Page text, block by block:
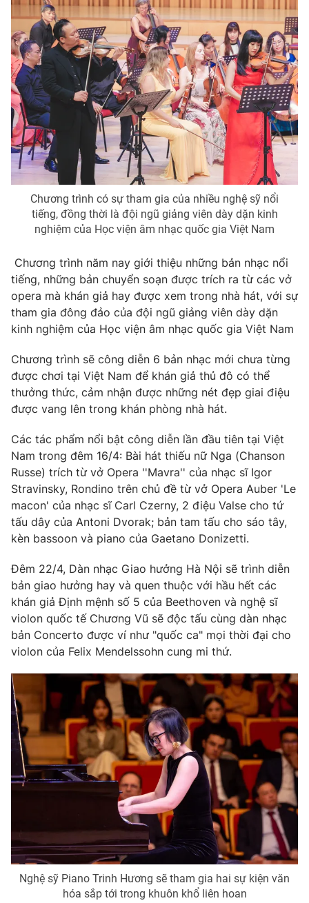
Hậu trường
Nhân vật
Khán giả
Giải sao mai
Điện ảnh
Âm nhạc
Sao
Đời sống
Du lịch
Làm đẹp
Chất lượng cuộc sống
Giáo dục
Tuyển sinh
Học trực tuyến
Công nghệ
Hitech Công nghệ tương lai
Sản phẩm
Thị trường
Giao lưu trực tuyến
Lịch phát sóng
Emagazine Podcast
Photo Infographic
VTV Money VTV Thể thao
Thị trường 24h Tấm lòng Việt
VTV4 Vươn mình bằng AI
VTV9 VTV8
Liên hệ tòa soạn English
THỜI BÁO VTV
Theo dõi báo trên
Cơ quan chủ quản: Đài Truyền hình Việt Nam
Cơ quan báo chí:Thời báo VTV
Giấy phép hoạt động báo in và báo điện tử số 483/GP-BTTTT
Tổng Biên tập:
Vũ Thanh Thủy
Phó Tổng Biên tập:Nguyễn Thị Mỹ Hạnh, Phạm Quốc Thắng,
Nguyễn Trọng Ninh
Tổng đài VTV:024.38 355 931 - 024.38 355 932
Chương trình có sự tham gia của nhiều nghệ sỹ nổi
tiếng, đồng thời là đội ngũ giảng viên dày dặn kinh
nghiệm của Học viện âm nhạc quốc gia Việt Nam
Chương trình năm nay giới thiệu những bản nhạc nổi
tiếng, những bản chuyển soạn được trích ra từ các vở
opera mà khán giả hay được xem trong nhà hát, với sự
tham gia đông đảo của đội ngũ giảng viên dày dặn
kinh nghiệm của Học viện âm nhạc quốc gia Việt Nam
Chương trình sẽ công diễn 6 bản nhạc mới chưa từng
được chơi tại Việt Nam để khán giả thủ đô có thể
thưởng thức, cảm nhận được những nét đẹp giai điệu
được vang lên trong khán phòng nhà hát.
Các tác phẩm nổi bật công diễn lần đầu tiên tại Việt
Nam trong đêm 16/4: Bài hát thiếu nữ Nga (Chanson
Russe) trích từ vở Opera ''Mavra'' của nhạc sĩ Igor
Stravinsky, Rondino trên chủ đề từ vở Opera Auber 'Le
macon' của nhạc sĩ Carl Czerny, 2 điệu Valse cho tứ
tấu dây của Antoni Dvorak; bản tam tấu cho sáo tây,
kèn bassoon và piano của Gaetano Donizetti.
Đêm 22/4, Dàn nhạc Giao hưởng Hà Nội sẽ trình diễn
bản giao hưởng hay và quen thuộc với hầu hết các
khán giả Định mệnh số 5 của Beethoven và nghệ sĩ
violon quốc tế Chương Vũ sẽ độc tấu cùng dàn nhạc
bản Concerto được ví như "quốc ca" mọi thời đại cho
violon của Felix Mendelssohn cung mi thứ.
Nghệ sỹ Piano Trinh Hương sẽ tham gia hai sự kiện văn
hóa sắp tới trong khuôn khổ liên hoan